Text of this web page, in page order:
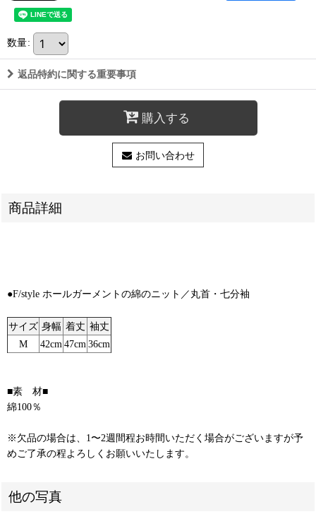
数量:
返品特約に関する重要事項
購入する
お問い合わせ
商品詳細
●F/style ホールガーメントの綿のニット／丸首・七分袖
サイズ 身幅 着丈 袖丈
M
42cm 47cm 36cm
■素 材■
綿100％
※欠品の場合は、1〜2週間程お時間いただく場合がございますが予
めご了承の程よろしくお願いいたします。
他の写真